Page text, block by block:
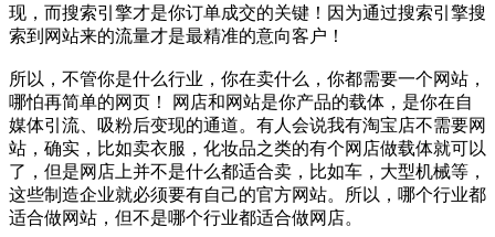
现，而搜索引擎才是你订单成交的关键！因为通过搜索引擎搜
索到网站来的流量才是最精准的意向客户！
所以，不管你是什么行业，你在卖什么，你都需要一个网站，
哪怕再简单的网页！ 网店和网站是你产品的载体，是你在自
媒体引流、吸粉后变现的通道。有人会说我有淘宝店不需要网
站，确实，比如卖衣服，化妆品之类的有个网店做载体就可以
了，但是网店上并不是什么都适合卖，比如车，大型机械等，
这些制造企业就必须要有自己的官方网站。所以，哪个行业都
适合做网站，但不是哪个行业都适合做网店。